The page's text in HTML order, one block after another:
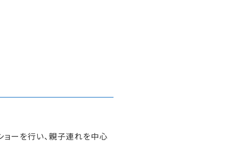
ーを行い、親子連れを中心